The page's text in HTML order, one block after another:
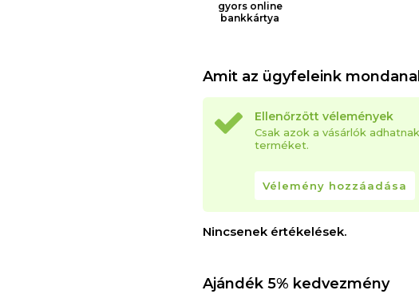
gyors online
bankkártya
Amit az ügyfeleink
Ellenőrzött vélemények
Csak azok a vásárlók
terméket.
Vélemény hozzáadása
Nincsenek értékelések.
Ajándék 5% kedvezmény